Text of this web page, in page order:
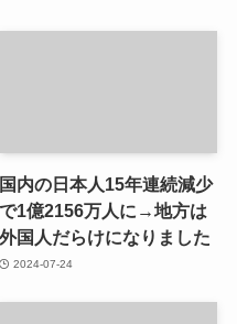
国内の日本人15年連続減少
で1億2156万人に→地方は
外国人だらけになりました
2024-07-24